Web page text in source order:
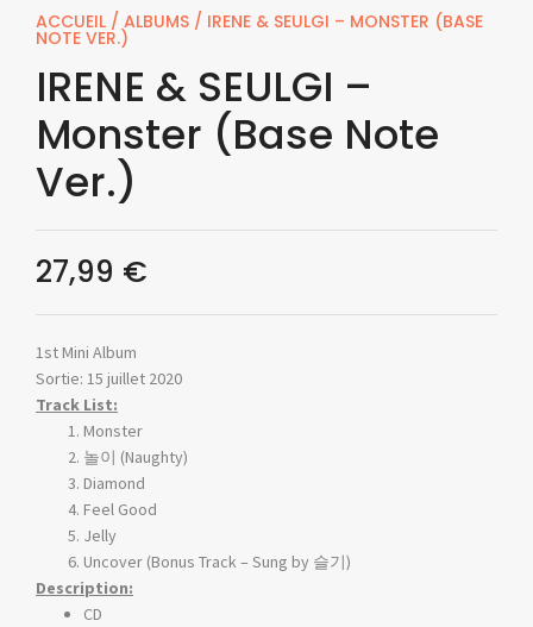
ACCUEIL / ALBUMS / IRENE & SEULGI – MONSTER (BASE
NOTE VER.)
IRENE & SEULGI –
Monster (Base Note
Ver.)
27,99 €
1st Mini Album
Sortie: 15 juillet 2020
Track List:
Monster
놀이 (Naughty)
Diamond
Feel Good
Jelly
Uncover (Bonus Track – Sung by 슬기)
Description:
CD